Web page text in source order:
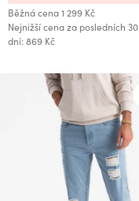
Běžná cena1 299 Kč
Nejnižší cena za posledních 30
dní: 869 Kč